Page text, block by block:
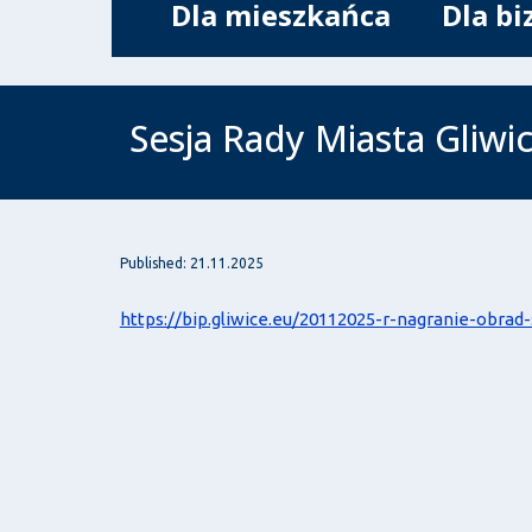
Dla mieszkańca Dla
Sesja Rady Miasta
Published: 21.11.2025
https://bip.gliwice.eu/20112025-r-nagranie-